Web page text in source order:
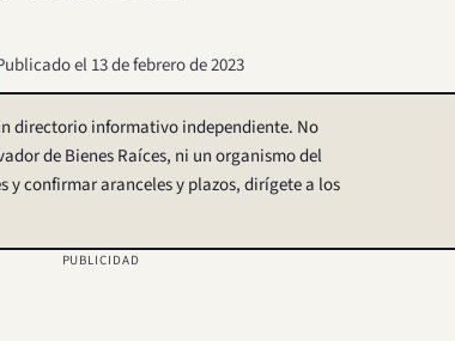
el13 de febrero de 2023
directorio informativo independiente. No
de Bienes Raíces, ni un organismo del
y confirmar aranceles y plazos, dirígete a los
PUBLICIDAD